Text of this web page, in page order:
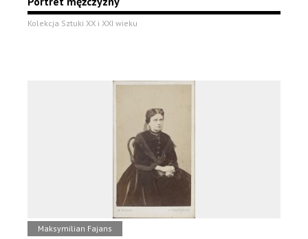
Kolekcja Sztuki XX i XXI wieku
Maksymilian Fajans